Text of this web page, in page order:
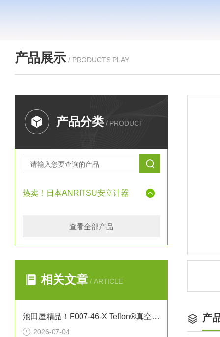
产品展示 / PRODUCTS PLAY
产品分类 / PRODUCT
热卖！日本ANRITSU安立计器
查看全部产品
相关文章 / ARTICLE
池田屋精品！F007-46-X Teflon®真空吸笔技术参数与应用解析
2026-07-04
产